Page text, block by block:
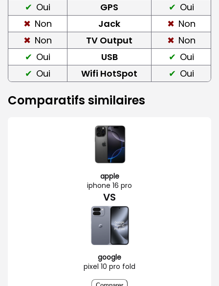
Oui
GPS
Oui
Non
Jack
Non
Non
TV Output
Non
Oui
USB
Oui
Oui
Wifi HotSpot Oui
Comparatifs similaires
apple
iphone 16 pro
VS
google
pixel 10 pro fold